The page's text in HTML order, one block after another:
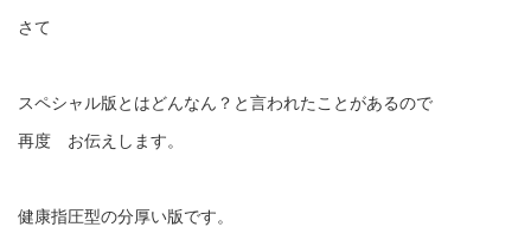
さて
スペシャル版とはどんなん？と言われたことがあるので
再度 お伝えします。
健康指圧型の分厚い版です。